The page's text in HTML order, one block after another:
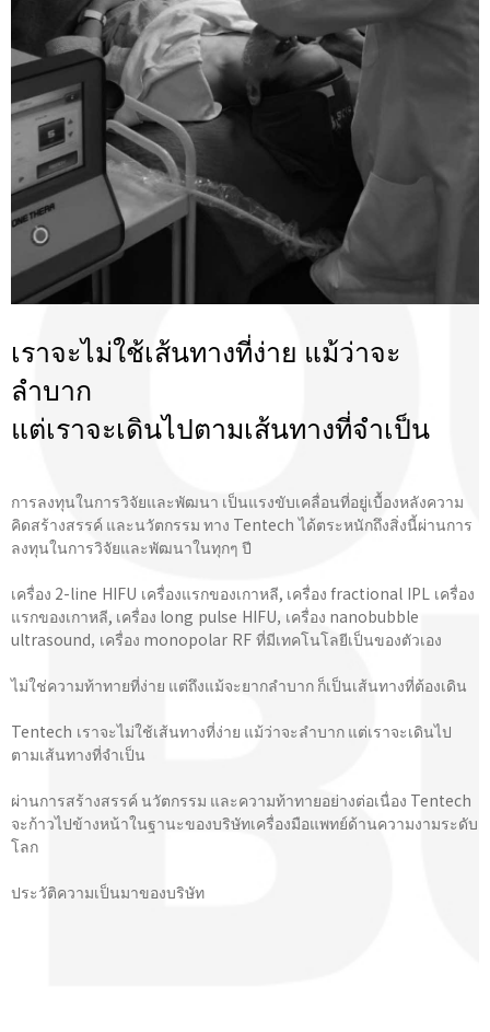
เราจะไม่ใช้เส้นทางที่ง่าย แม้ว่าจะ
ลำบาก
แต่เราจะเดินไปตามเส้นทางที่จําเป็น
การลงทุนในการวิจัยและพัฒนา เป็นแรงขับเคลื่อนที่อยู่เบื้องหลังความ
คิดสร้างสรรค์ และนวัตกรรม ทาง Tentech ได้ตระหนักถึงสิ่งนี้ผ่านการ
ลงทุนในการวิจัยและพัฒนาในทุกๆ ปี
เครื่อง 2-line HIFU เครื่องแรกของเกาหลี, เครื่อง fractional IPL เครื่อง
แรกของเกาหลี, เครื่อง long pulse HIFU, เครื่อง nanobubble
ultrasound, เครื่อง monopolar RF ที่มีเทคโนโลยีเป็นของตัวเอง
ไม่ใช่ความท้าทายที่ง่าย แต่ถึงแม้จะยากลำบาก ก็เป็นเส้นทางที่ต้องเดิน
Tentech เราจะไม่ใช้เส้นทางที่ง่าย แม้ว่าจะลำบาก แต่เราจะเดินไป
ตามเส้นทางที่จําเป็น
ผ่านการสร้างสรรค์ นวัตกรรม และความท้าทายอย่างต่อเนื่อง Tentech
จะก้าวไปข้างหน้าในฐานะของบริษัทเครื่องมือแพทย์ด้านความงามระดับ
โลก
ประวัติความเป็นมาของบริษัท